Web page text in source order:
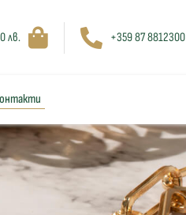
лв. +359 87 8812300